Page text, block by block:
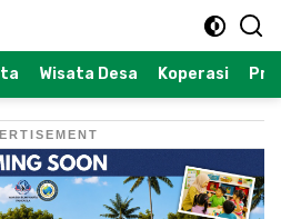
Wisata Desa Koperasi